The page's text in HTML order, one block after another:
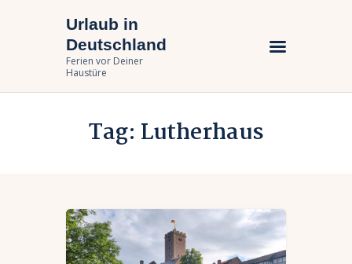
Urlaub in
Deutschland
Ferien vor Deiner
Haustüre
Tag: Lutherhaus
Urlaub in Deutschland
Ferien vor Deiner Haustüre
Urlaub zuhause
Bundesländer